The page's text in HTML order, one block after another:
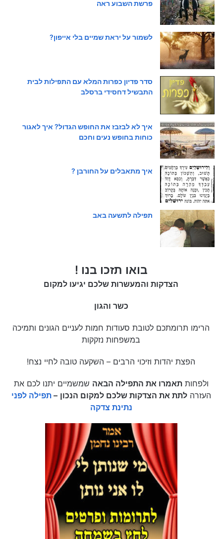
פרשת השבוע ראה
לשמור על יראת שמיים בלי אייפון?
סדר פדיון כפרות המלא עם התפילות לבית
התבשיל דחסידי ברסלב
איך לא לבזבז את החופש הגדול? איך לאגור
כוחות בחופש נעים וחכם
איך מתאבלים על החורבן ?
תפילה לתשעה באב
בואו תזכו בנו !
הצדקות והמעשרות שלכם יגיעו למקום
כשר והגון
הרימו תרומתכם לטובת סעודות חמות לעניים הגונים ותמיכה
במשפחות נזקקות
הפצת יהדות וזיכוי הרבים – השקעה טובה לחיי נצח!
ולפחותתאמרו את התפילה הבאה שמשמיים יתנו לכם את
העזרהלתת את הצדקות שלכם למקום הנכון –תפילה לפני
נתינת צדקה